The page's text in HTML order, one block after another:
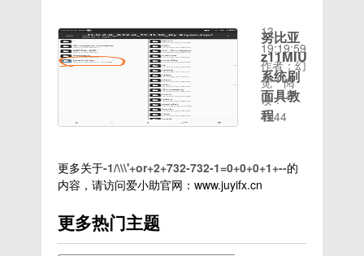
（win10
系统进入
安全模式
需
或所在文
件夹名称
（关键词
也可
以）。比
如小编在
编辑超级
工具
么就可以
Thumbs.db
的方法
2、在跳
出的文件
夹选项中
点击“查
藏受保护
的操作系
借助分享
的方式进
行保存，
首先点击
界面中
的“分
软件里面
选择“发
呢，把软
件都安
好，，然
后打开小
黄鸟，点
右下角开
业厅这个
界面然后
抓了一大
权限，导
致用户的
华为手机
无法成功
安装谷歌
套件。现
的方法帮
助这部分
套件：从
一，打开
要合成的
两张照
片，并把
海浪拖动
到背景
角的图层
中点去海
按键进入
fastboot
模式3》
双击运行
一键刷入
RECOVERY.bat
成功后，
根据提示
刷机完成
重装系统
win10分
类：
Win10
教程 发
布时间：
08-12
09:02:07
电脑运行
故障等等
努比亚
z11MIUI
系统刷
面具教
程
懂努比亚
z11的
教程z11
13
19:19:59
作者：幻
觉
阅
读：
4044
更多关于-1/\\\'+or+2+732-732-1=0+0+0+1+--的
内容，请访问爱小助官网：www.juyifx.cn
更多热门主题